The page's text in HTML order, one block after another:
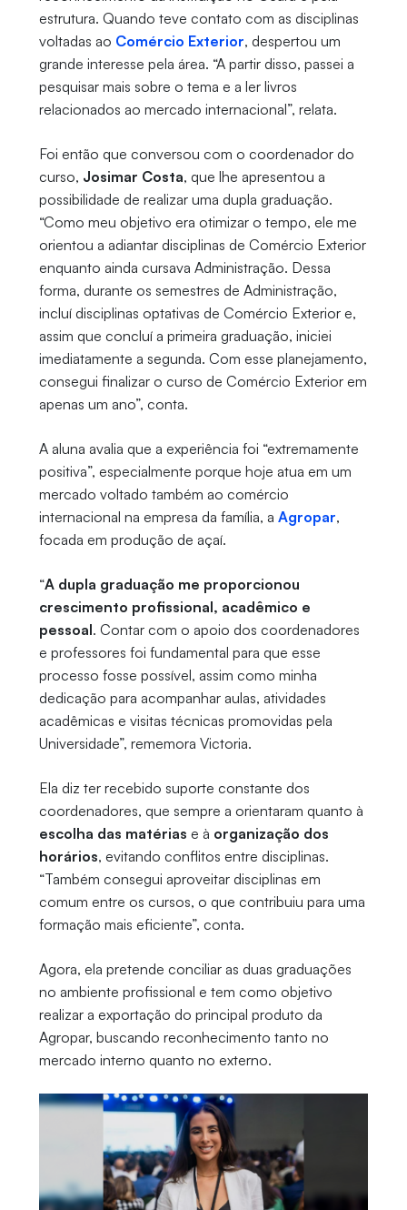
estrutura. Quando teve contato com as disciplinas
voltadas ao Comércio Exterior, despertou um
grande interesse pela área. “A partir disso, passei a
pesquisar mais sobre o tema e a ler livros
relacionados ao mercado internacional”, relata.
Foi então que conversou com o coordenador do
curso, Josimar Costa, que lhe apresentou a
possibilidade de realizar uma dupla graduação.
“Como meu objetivo era otimizar o tempo, ele me
orientou a adiantar disciplinas de Comércio Exterior
enquanto ainda cursava Administração. Dessa
forma, durante os semestres de Administração,
incluí disciplinas optativas de Comércio Exterior e,
assim que concluí a primeira graduação, iniciei
imediatamente a segunda. Com esse planejamento,
consegui finalizar o curso de Comércio Exterior em
apenas um ano”, conta.
A aluna avalia que a experiência foi “extremamente
positiva”, especialmente porque hoje atua em um
mercado voltado também ao comércio
internacional na empresa da família, a Agropar,
focada em produção de açaí.
“A dupla graduação me proporcionou
crescimento profissional, acadêmico e
pessoal. Contar com o apoio dos coordenadores
e professores foi fundamental para que esse
processo fosse possível, assim como minha
dedicação para acompanhar aulas, atividades
acadêmicas e visitas técnicas promovidas pela
Universidade”, rememora Victoria.
Ela diz ter recebido suporte constante dos
coordenadores, que sempre a orientaram quanto à
escolha das matérias e à organização dos
horários, evitando conflitos entre disciplinas.
“Também consegui aproveitar disciplinas em
comum entre os cursos, o que contribuiu para uma
formação mais eficiente”, conta.
Agora, ela pretende conciliar as duas graduações
no ambiente profissional e tem como objetivo
realizar a exportação do principal produto da
Agropar, buscando reconhecimento tanto no
mercado interno quanto no externo.